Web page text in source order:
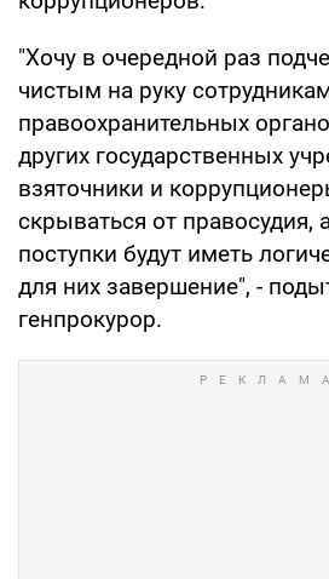
"Хочу в очередной раз
чистым на руку
правоохранительных
других государственных
взяточники и
скрываться от правосудия,
поступки будут иметь
для них завершение", -
генпрокурор.